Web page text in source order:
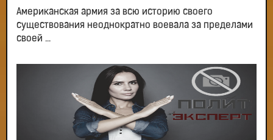
Американская армия за всю историю своего
существования неоднократно воевала за пределами
своей ...